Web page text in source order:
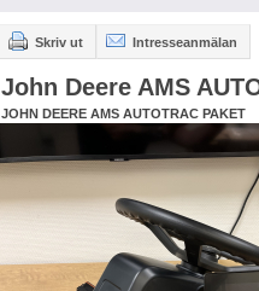
Skriv ut Intresseanmälan
John Deere AMS
JOHN DEERE AMS AUTOTRAC PAKET